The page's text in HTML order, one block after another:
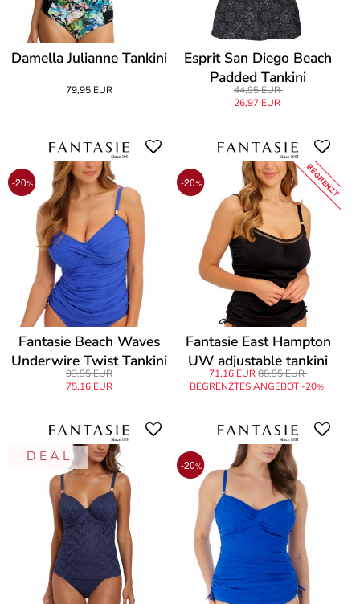
Damella Julianne Tankini
79,95 EUR
Esprit San Diego Beach
Padded Tankini
44,95 EUR
26,97 EUR
-20%
Fantasie Beach Waves
Underwire Twist Tankini
93,95 EUR
75,16 EUR
-20% BEGRENZT
Fantasie East Hampton
UW adjustable tankini
71,16 EUR 88,95 EUR
BEGRENZTES ANGEBOT -20%
D E A L -20%